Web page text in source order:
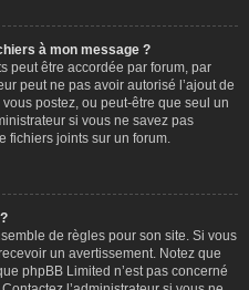
à mon message ?
peut être accordée par forum, par
peut ne pas avoir autorisé l’ajout de
postez, ou peut-être que seul un
si vous ne savez pas
fichiers joints sur un forum.
de règles pour son site. Si vous
un avertissement. Notez que
phpBB Limited n’est pas concerné